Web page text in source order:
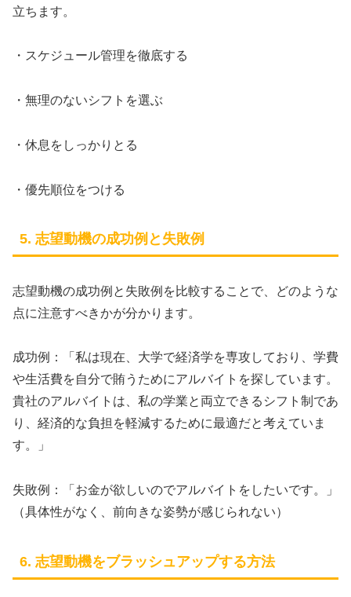
立ちます。
・スケジュール管理を徹底する
・無理のないシフトを選ぶ
・休息をしっかりとる
・優先順位をつける
5. 志望動機の成功例と失敗例
志望動機の成功例と失敗例を比較することで、どのような
点に注意すべきかが分かります。
成功例：「私は現在、大学で経済学を専攻しており、学費
や生活費を自分で賄うためにアルバイトを探しています。
貴社のアルバイトは、私の学業と両立できるシフト制であ
り、経済的な負担を軽減するために最適だと考えていま
す。」
失敗例：「お金が欲しいのでアルバイトをしたいです。」
（具体性がなく、前向きな姿勢が感じられない）
6. 志望動機をブラッシュアップする方法